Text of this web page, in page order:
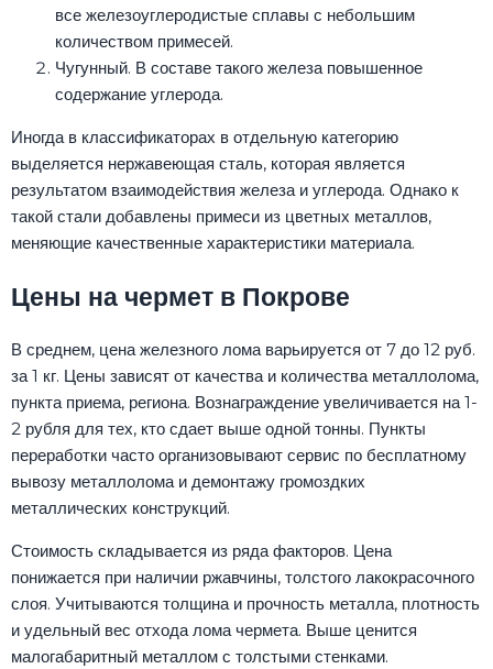
все железоуглеродистые сплавы с небольшим
количеством примесей.
Чугунный. В составе такого железа повышенное
содержание углерода.
Иногда в классификаторах в отдельную категорию
выделяется нержавеющая сталь, которая является
результатом взаимодействия железа и углерода. Однако к
такой стали добавлены примеси из цветных металлов,
меняющие качественные характеристики материала.
Цены на чермет в Покрове
В среднем, цена железного лома варьируется от 7 до 12 руб.
за 1 кг. Цены зависят от качества и количества металлолома,
пункта приема, региона. Вознаграждение увеличивается на 1-
2 рубля для тех, кто сдает выше одной тонны. Пункты
переработки часто организовывают сервис по бесплатному
вывозу металлолома и демонтажу громоздких
металлических конструкций.
Стоимость складывается из ряда факторов. Цена
понижается при наличии ржавчины, толстого лакокрасочного
слоя. Учитываются толщина и прочность металла, плотность
и удельный вес отхода лома чермета. Выше ценится
малогабаритный металлом с толстыми стенками.